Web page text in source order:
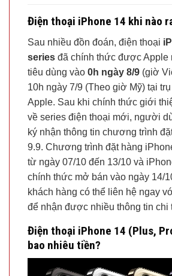
Điện thoại iPhone 14 khi nào
Sau nhiều đồn đoán, điện thoại
series đã chính thức được Apple
tiêu dùng vào 0h ngày 8/9 (giờ
10h ngày 7/9 (Theo giờ Mỹ) tại
Apple. Sau khi chính thức giới
về series điện thoại mới, người
ký nhận thông tin chương trình
9.9. Chương trình đặt hàng
từ ngày 07/10 đến 13/10 và
chính thức mở bán vào ngày 14/
khách hàng có thể liên hệ ngay
để nhận được nhiều thông tin chi
Điện thoại iPhone 14 (Plus,
bao nhiêu tiền?